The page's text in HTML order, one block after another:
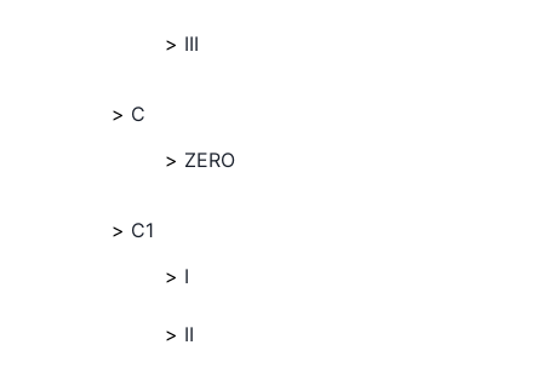
III
C
ZERO
C1
I
II